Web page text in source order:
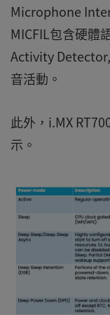
Microphone
MICFIL包含硬體
Activity
音活動。
此外，i.MX
示。